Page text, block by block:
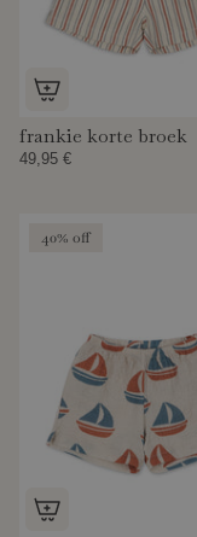
frankie korte broek
49,95 €
40% off